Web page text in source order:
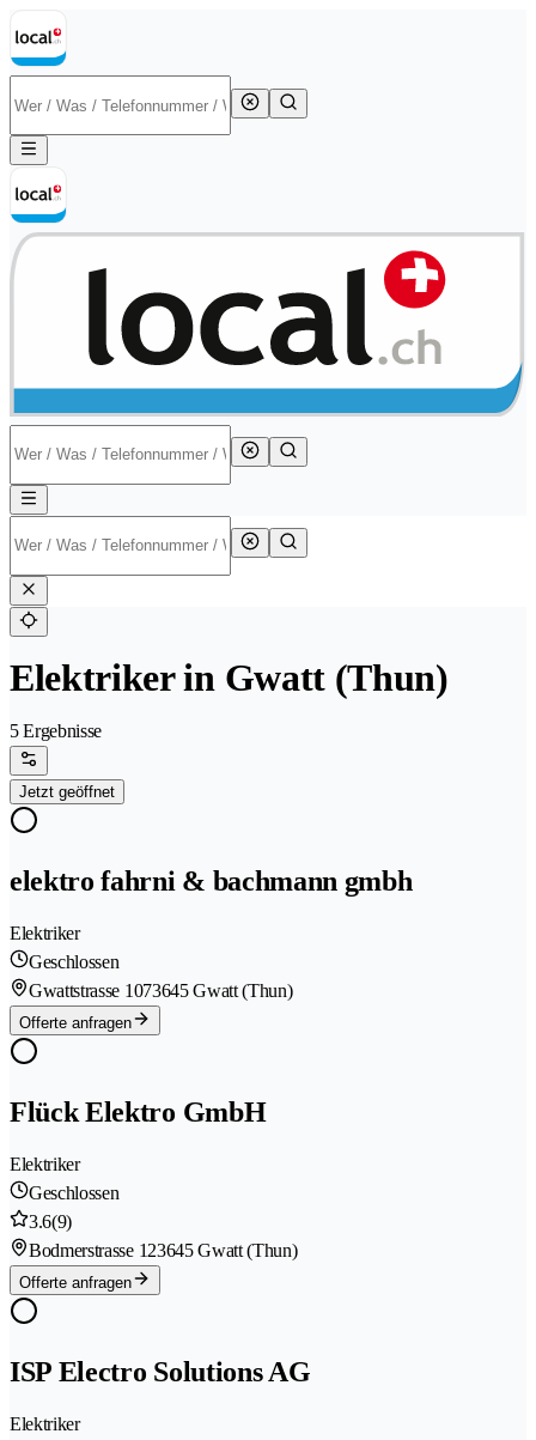
Elektriker in Gwatt (Thun)
5 Ergebnisse
Jetzt geöffnet
elektro fahrni & bachmann gmbh
Elektriker
Geschlossen
Gwattstrasse 1073645 Gwatt (Thun)
Offerte anfragen
Flück Elektro GmbH
Elektriker
Geschlossen
3.6(9)
Bodmerstrasse 123645 Gwatt (Thun)
Offerte anfragen
ISP Electro Solutions AG
Elektriker